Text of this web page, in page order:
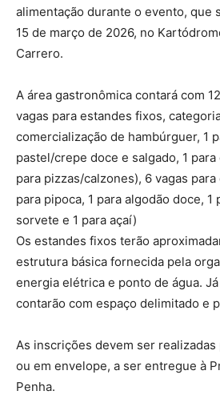
alimentação durante o evento, que
15 de março de 2026, no
Carrero.
A área gastronômica contará com
vagas para estandes fixos,
comercialização de hambúrguer, 1
pastel/crepe doce e salgado, 1 para
para pizzas/calzones), 6 vagas
para pipoca, 1 para algodão doce, 1
sorvete e 1 para açaí)
Os estandes fixos terão
estrutura básica fornecida pela
energia elétrica e ponto de água.
contarão com espaço delimitado e
As inscrições devem ser
ou em envelope, a ser entregue à
Penha.